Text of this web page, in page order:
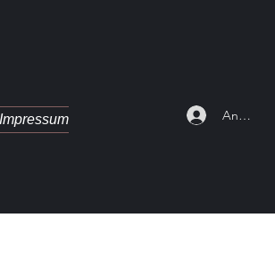
Impressum Anmelden